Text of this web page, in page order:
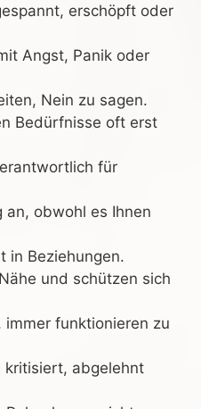
erschöpft oder
Angst, Panik oder
Nein zu sagen.
Bedürfnisse oft erst
für
an, obwohl es Ihnen
in Beziehungen.
und schützen sich
immer funktionieren zu
kritisiert, abgelehnt